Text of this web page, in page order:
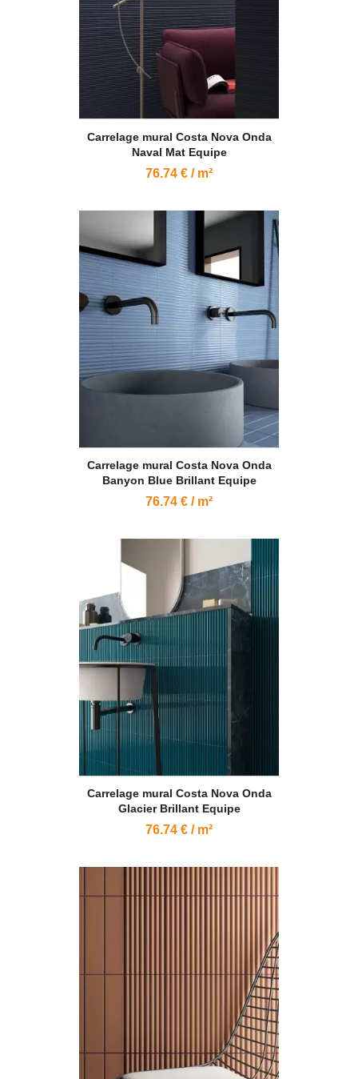
Carrelage mural Costa Nova Onda
Naval Mat Equipe
76.74 € / m²
Carrelage mural Costa Nova Onda
Banyon Blue Brillant Equipe
76.74 € / m²
Carrelage mural Costa Nova Onda
Glacier Brillant Equipe
76.74 € / m²